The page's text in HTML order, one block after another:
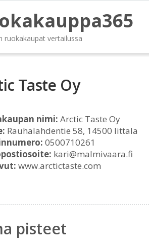
ruokakaupat vertailussa
Taste Oy
nimi: Arctic Taste Oy
Rauhalahdentie 58, 14500 Iittala
0500710261
kari@malmivaara.fi
www.arctictaste.com
pisteet